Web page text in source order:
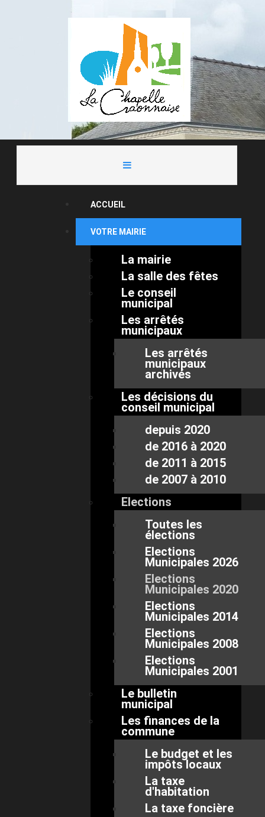
ACCUEIL
VOTRE MAIRIE
La mairie
La salle des fêtes
Le conseil
municipal
Les arrêtés
municipaux
Les arrêtés
municipaux
archivés
Les décisions du
conseil municipal
depuis 2020
de 2016 à 2020
de 2011 à 2015
de 2007 à 2010
Elections
Toutes les
élections
Elections
Municipales 2026
Elections
Municipales 2020
Elections
Municipales 2014
Elections
Municipales 2008
Elections
Municipales 2001
Le bulletin
municipal
Les finances de la
commune
Le budget et les
impôts locaux
La taxe
d'habitation
La taxe foncière